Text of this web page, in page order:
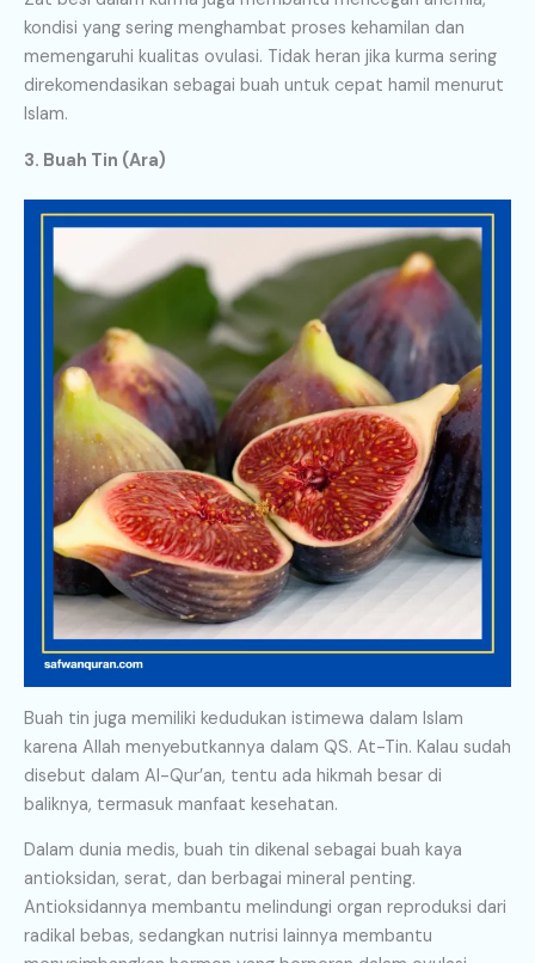
kondisi yang sering menghambat proses kehamilan dan
memengaruhi kualitas ovulasi. Tidak heran jika kurma sering
direkomendasikan sebagai buah untuk cepat hamil menurut
Islam.
3. Buah Tin (Ara)
Buah tin juga memiliki kedudukan istimewa dalam Islam
karena Allah menyebutkannya dalam QS. At-Tin. Kalau sudah
disebut dalam Al-Qur’an, tentu ada hikmah besar di
baliknya, termasuk manfaat kesehatan.
Dalam dunia medis, buah tin dikenal sebagai buah kaya
antioksidan, serat, dan berbagai mineral penting.
Antioksidannya membantu melindungi organ reproduksi dari
radikal bebas, sedangkan nutrisi lainnya membantu